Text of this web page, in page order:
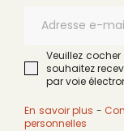
Veuillez
souhaitez
par voie
En savoir plus -
personnelles